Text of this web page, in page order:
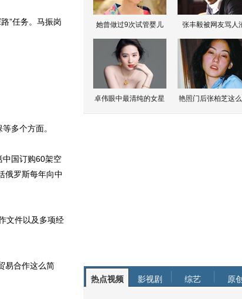
”任务。马振岗
多个方面。
国订购60架空
俄罗斯每年向中
文件以及多项经
易合作这么简
她曾做过9次试管婴儿 张丰毅被网友骂人
卓伟眼中最清纯的女星 艳照门后张柏芝这
热点视频 影视剧 综艺 原创